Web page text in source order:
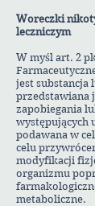
Woreczki
leczniczym
W myśl art. 2
jest substancja
przedstawiana
zapobiegania
występujących
podawana w
celu
modyfikacji
organizmu
metaboliczne.